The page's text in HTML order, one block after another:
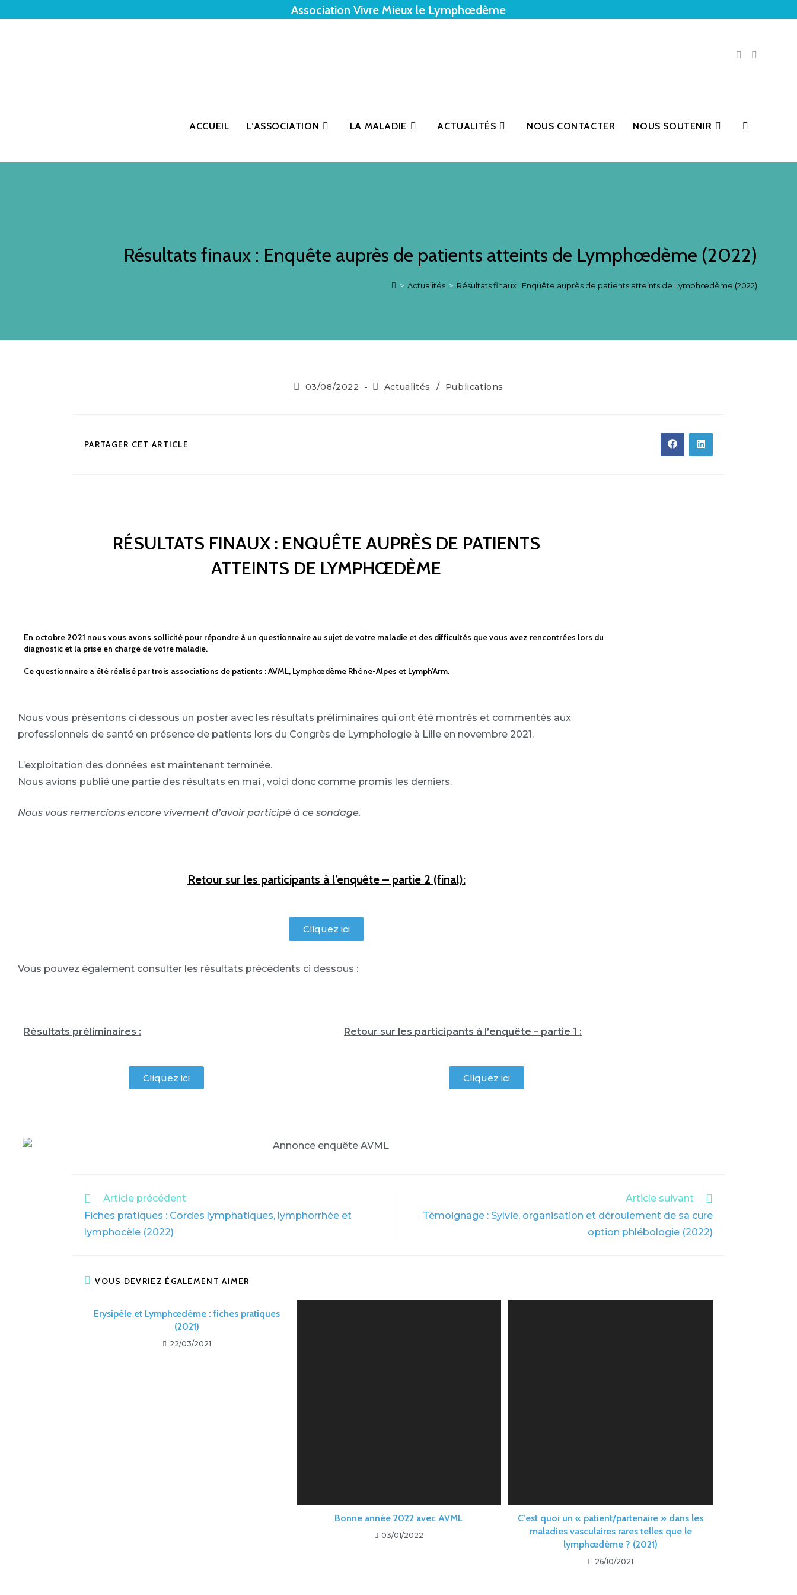
Association Vivre Mieux le Lymphœdème
ACCUEIL L’ASSOCIATION LA MALADIE ACTUALITÉS NOUS CONTACTER NOUS SOUTENIR
Résultats finaux : Enquête auprès de patients atteints de Lymphœdème (2022)
> Actualités > Résultats finaux : Enquête auprès de patients atteints de Lymphœdème (2022)
03/08/2022 Actualités / Publications
PARTAGER CET ARTICLE
RÉSULTATS FINAUX : ENQUÊTE AUPRÈS DE PATIENTS
ATTEINTS DE LYMPHŒDÈME
En octobre 2021 nous vous avons sollicité pour répondre à un questionnaire au sujet de votre maladie et des difficultés que vous avez rencontrées lors du
diagnostic et la prise en charge de votre maladie.
Ce questionnaire a été réalisé par trois associations de patients : AVML, Lymphœdème Rhône-Alpes et Lymph’Arm.
Nous vous présentons ci dessous un poster avec les résultats préliminaires qui ont été montrés et commentés aux
professionnels de santé en présence de patients lors du Congrès de Lymphologie à Lille en novembre 2021.
L’exploitation des données est maintenant terminée.
Nous avions publié une partie des résultats en mai , voici donc comme promis les derniers.
Nous vous remercions encore vivement d’avoir participé à ce sondage.
Retour sur les participants à l’enquête – partie 2 (final):
Cliquez ici
Vous pouvez également consulter les résultats précédents ci dessous :
Résultats préliminaires : Retour sur les participants à l’enquête – partie 1 :
Cliquez ici Cliquez ici
Article précédent
Fiches pratiques : Cordes lymphatiques, lymphorrhée et
lymphocèle (2022)
Article suivant
Témoignage : Sylvie, organisation et déroulement de sa cure
option phlébologie (2022)
VOUS DEVRIEZ ÉGALEMENT AIMER
Erysipèle et Lymphœdème : fiches pratiques
(2021)
22/03/2021
Bonne année 2022 avec AVML
03/01/2022
C’est quoi un « patient/partenaire » dans les
maladies vasculaires rares telles que le
lymphœdème ? (2021)
26/10/2021